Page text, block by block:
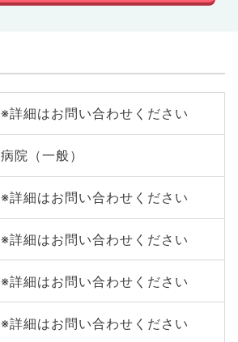
※詳細はお問い合わせください
病院（一般）
※詳細はお問い合わせください
※詳細はお問い合わせください
※詳細はお問い合わせください
※詳細はお問い合わせください